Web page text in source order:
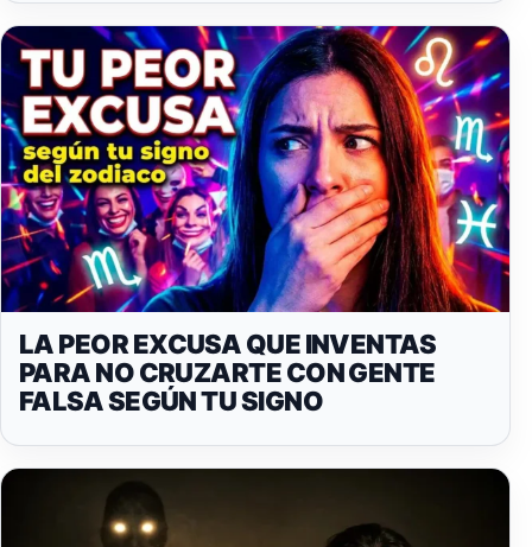
LA PEOR EXCUSA QUE INVENTAS
PARA NO CRUZARTE CON GENTE
FALSA SEGÚN TU SIGNO